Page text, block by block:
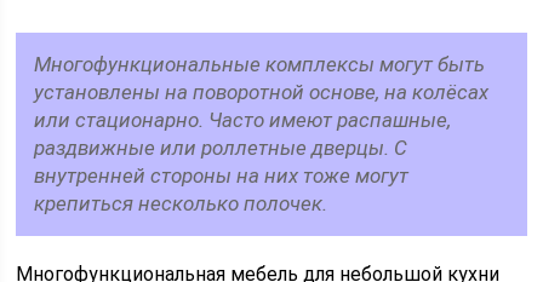
Многофункциональные комплексы могут быть
установлены на поворотной основе, на колёсах
или стационарно. Часто имеют распашные,
раздвижные или роллетные дверцы. С
внутренней стороны на них тоже могут
крепиться несколько полочек.
Многофункциональная мебель для небольшой кухни